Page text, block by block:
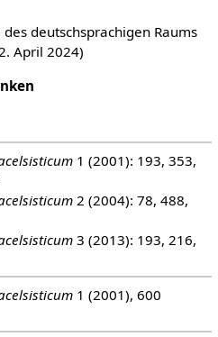
deutschsprachigen Raums
April 2024)
1 (2001): 193, 353,
2 (2004): 78, 488,
3 (2013): 193, 216,
1 (2001), 600